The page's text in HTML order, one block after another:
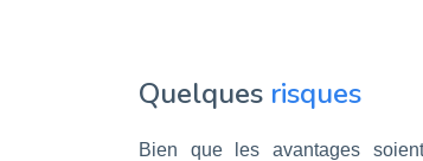
Quelques risques
Bien que les avantages